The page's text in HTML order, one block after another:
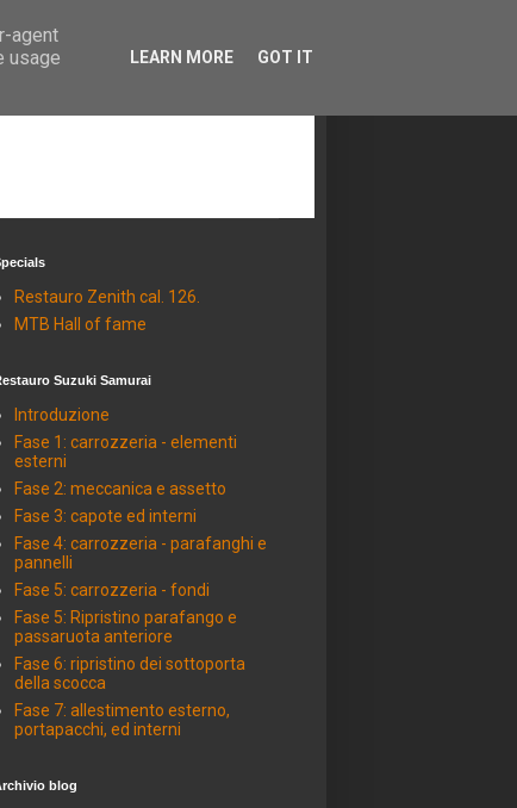
Restauro Zenith cal. 126.
MTB Hall of fame
Suzuki Samurai
Introduzione
Fase 1: carrozzeria - elementi
esterni
Fase 2: meccanica e assetto
Fase 3: capote ed interni
Fase 4: carrozzeria - parafanghi e
pannelli
Fase 5: carrozzeria - fondi
Fase 5: Ripristino parafango e
passaruota anteriore
Fase 6: ripristino dei sottoporta
della scocca
Fase 7: allestimento esterno,
portapacchi, ed interni
blog
agent
usage
LEARN MORE GOT IT